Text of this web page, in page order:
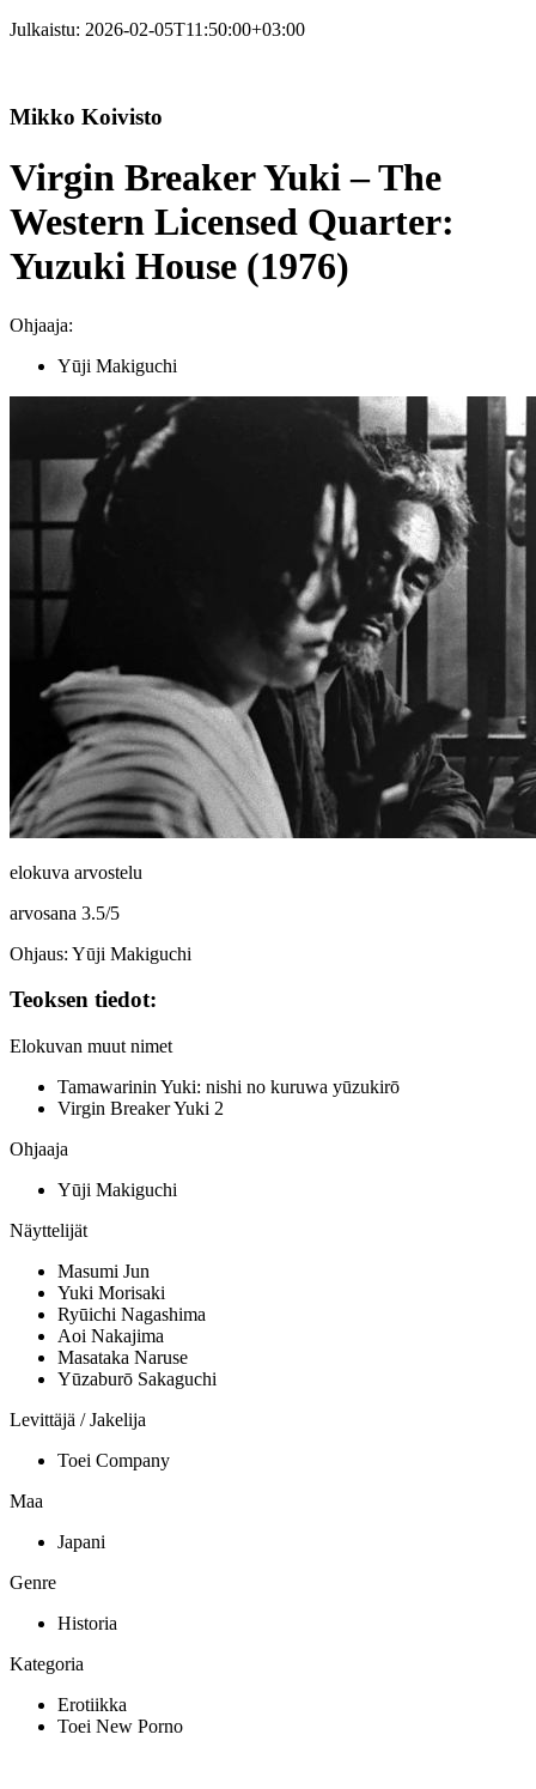
Julkaistu: 2026-02-05T11:50:00+03:00
Mikko Koivisto
Virgin Breaker Yuki – The
Western Licensed Quarter:
Yuzuki House (1976)
Ohjaaja:
Yūji Makiguchi
elokuva arvostelu
arvosana 3.5/5
Ohjaus: Yūji Makiguchi
Teoksen tiedot:
Elokuvan muut nimet
Tamawarinin Yuki: nishi no kuruwa yūzukirō
Virgin Breaker Yuki 2
Ohjaaja
Yūji Makiguchi
Näyttelijät
Masumi Jun
Yuki Morisaki
Ryūichi Nagashima
Aoi Nakajima
Masataka Naruse
Yūzaburō Sakaguchi
Levittäjä / Jakelija
Toei Company
Maa
Japani
Genre
Historia
Kategoria
Erotiikka
Toei New Porno